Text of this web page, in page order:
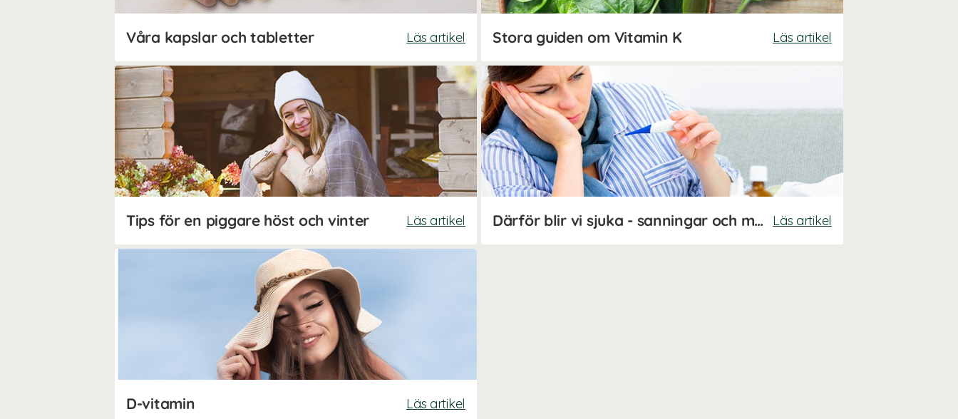
Våra kapslar och tabletter Läs artikel Stora guiden om Vitamin K Läs artikel
Tips för en piggare höst och vinter Läs artikel Därför blir vi sjuka - sanningar och myter Läs artikel
D-vitamin Läs artikel